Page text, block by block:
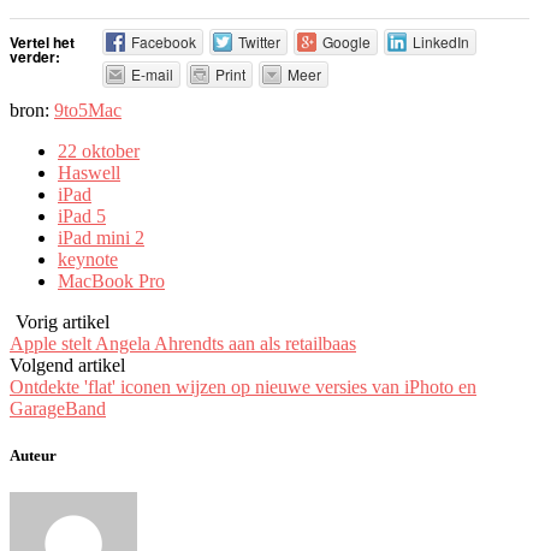
Vertel het
verder:
Facebook Twitter Google
LinkedIn
E-mail
Print
Meer
bron: 9to5Mac
22 oktober
Haswell
iPad
iPad 5
iPad mini 2
keynote
MacBook Pro
Vorig artikel
Apple stelt Angela Ahrendts aan als retailbaas
Volgend artikel
Ontdekte 'flat' iconen wijzen op nieuwe versies van iPhoto en
GarageBand
Auteur